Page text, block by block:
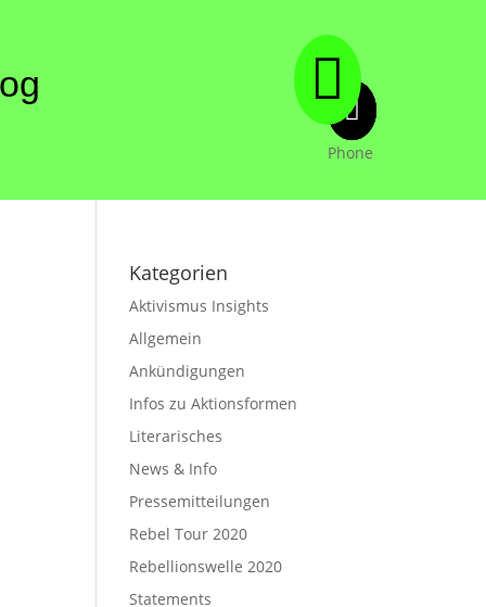






Phone
Kategorien
Aktivismus Insights
Allgemein
Ankündigungen
Infos zu Aktionsformen
Literarisches
News & Info
Pressemitteilungen
Rebel Tour 2020
Rebellionswelle 2020
Statements